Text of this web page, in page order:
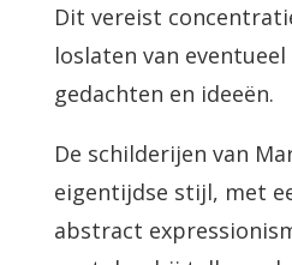
Dit vereist
loslaten van
gedachten en ideeën.
De schilderijen van
eigentijdse stijl, met
abstract